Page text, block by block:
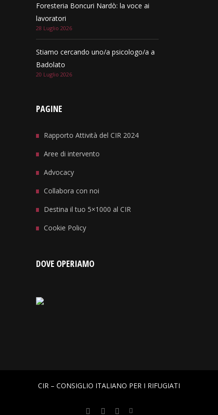
Foresteria Boncuri Nardò: la voce ai
lavoratori
28 Luglio 2026
Stiamo cercando uno/a psicologo/a a
Badolato
20 Luglio 2026
PAGINE
Rapporto Attività del CIR 2024
Aree di intervento
Advocacy
Collabora con noi
Destina il tuo 5×1000 al CIR
Cookie Policy
DOVE OPERIAMO
CIR – CONSIGLIO ITALIANO PER I RIFUGIATI